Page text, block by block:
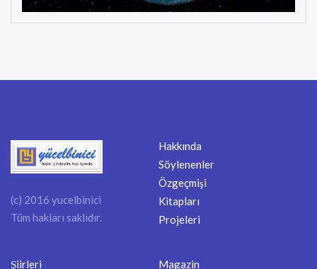
(c) 2016 yucelbinici
Tüm hakları saklıdır.
Hakkında
Söylenenler
Özgeçmişi
Kitapları
Projeleri
Şiirleri Magazin